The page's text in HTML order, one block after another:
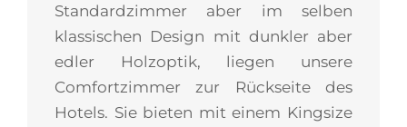
Standardzimmer aber im selben
klassischen Design mit dunkler aber
edler Holzoptik, liegen unsere
Comfortzimmer zur Rückseite des
Hotels. Sie bieten mit einem Kingsize